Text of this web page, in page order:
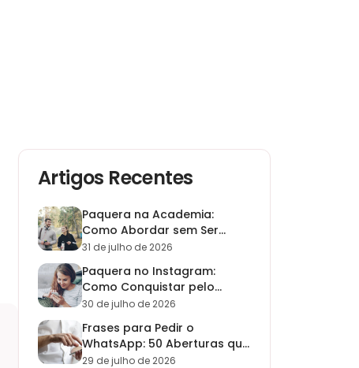
Artigos Recentes
Paquera na Academia:
Como Abordar sem Ser
Invasivo (Guia 2026)
31 de julho de 2026
Paquera no Instagram:
Como Conquistar pelo
Direct em 2026
30 de julho de 2026
Frases para Pedir o
WhatsApp: 50 Aberturas que
Funcionam em 2026
29 de julho de 2026